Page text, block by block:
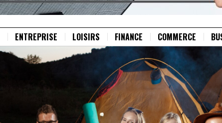
ENTREPRISE LOISIRS FINANCE COMMERCE